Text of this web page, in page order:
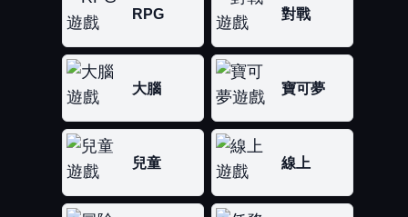
RPG 對戰
大腦 寶可夢
兒童 線上